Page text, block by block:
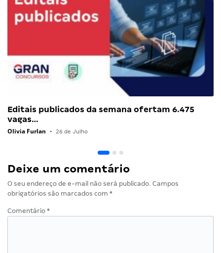
Editais publicados da semana ofertam 6.475
vagas…
Olivia Furlan • 26 de Julho
Deixe um comentário
O seu endereço de e-mail não será publicado. Campos
obrigatórios são marcados com *
Comentário *